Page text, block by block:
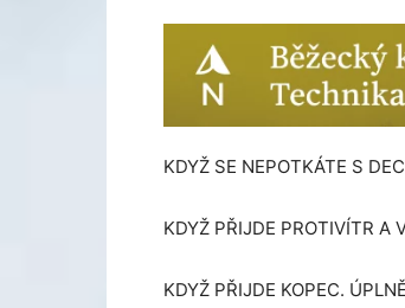
KDYŽ SE NEPOTKÁTE S
KDYŽ PŘIJDE PROTIVÍTR A
KDYŽ PŘIJDE KOPEC.